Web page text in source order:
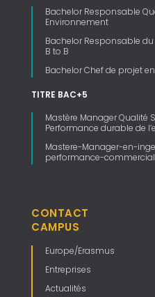
Bachelor Responsable
Environnement
Bachelor Responsable
B to B
Bachelor Chef de projet
TITRE BAC+5
Mastère Manager Qualité
Performance durable de
Mastere-Manager-en-
performance-
CONTACT
CAMPUS
Europe/Erasmus
Entreprises
Actualités